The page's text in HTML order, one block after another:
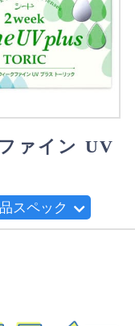
ァイン UV
スペック